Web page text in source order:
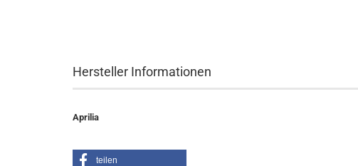
Hersteller Informationen
Aprilia
teilen